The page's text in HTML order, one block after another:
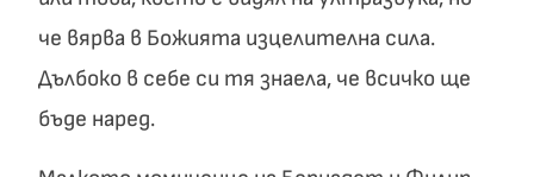
че вярва в Божията изцелителна сила.
Дълбоко в себе си тя знаела, че всичко ще
бъде наред.